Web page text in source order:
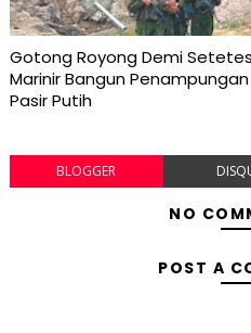
Gotong Royong Demi
Marinir Bangun
Pasir Putih
BLOGGER
NO
POST A